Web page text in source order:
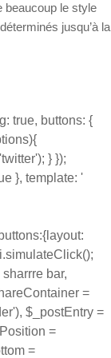
beaucoup le style
jusqu’à la
true, buttons: {
} });
}, template: '
bar,
=
$_postEntry =
=
=